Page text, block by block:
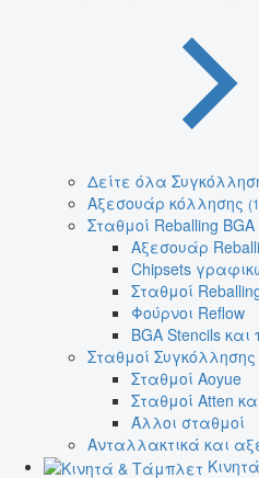
Δείτε όλα
Αξεσουάρ κόλλησης
Σταθμοί Reballing BGA
Αξεσουάρ
Chipsets
Σταθμοί
Φούρνοι Reflow
BGA Stencils
Σταθμοί Συγκόλλησης
Σταθμοί Aoyue
Σταθμοί Atten
Άλλοι σταθμοί
Ανταλλακτικά και